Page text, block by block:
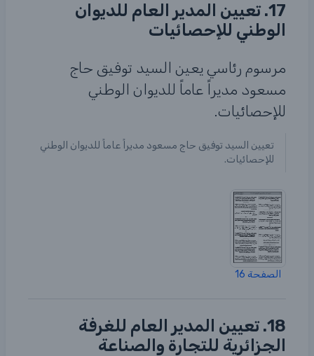
17. تعيين المدير العام للديوان
الوطني للإحصائيات
مرسوم رئاسي يعين السيد توفيق حاج
مسعود مديراً عاماً للديوان الوطني
للإحصائيات.
تعيين السيد توفيق حاج مسعود مديراً عاماً للديوان الوطني
للإحصائيات.
الصفحة 16
18. تعيين المدير العام للغرفة
الجزائرية للتجارة والصناعة